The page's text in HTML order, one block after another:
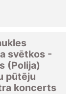
svētkos -
(Polija)
pūtēju
koncerts